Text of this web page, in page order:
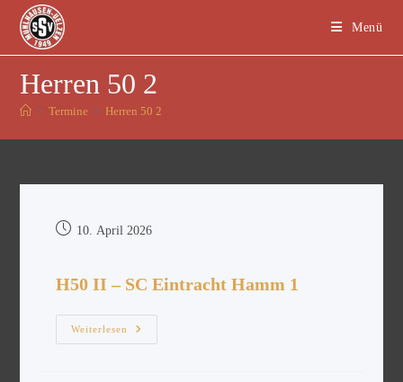
Menü
Herren 50 2
> Termine > Herren 50 2
10. April 2026
H50 II – SC Eintracht Hamm 1
Weiterlesen